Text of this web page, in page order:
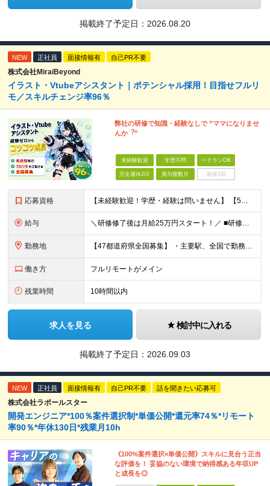
掲載終了予定日： 2026.08.20
NEW 正社員 面接情報有 自己PR不要
株式会社MiraiBeyond
イラスト・Vtubeアシスタント｜ポテンシャル採用！目指せフルリ
モ／スキルチェンジ率96％
弊社の研修で知識・経験なしで ”ママになりませ
んか︖”
未経験歓迎 学歴不問 ベテランOK
完全週休2日 賞与複数月 面接1回
応募資格 【未経験歓迎！学歴・経験は問いません】 【5名以上の積極採用を予定！】 事業拡大中につき、 これからイラストレーターを目指したい方を積極採用中です！ 「イラストを仕事にしてみたい」 「好きなことを
給与 ＼研修修了後は月給25万円スタート！／ ■研修修了後 月給25万円＋賞与＋インセンティブ賞与 ※残業代は別途支給 ▽研修期間▽ 【未経験者】 ▶ 月給20万円～ 【固定残業代について】
勤務地 【47都道府県全国募集】 ・主要駅、全国で勤務可能！ ・どこに住んでいても応募可能！ 【東京本社】 東京都品川区東品川5-9-2 ≪リモート研修♪⾯接も基本的にオンラインで実施します≫ －主要駅
働き方 フルリモートがメイン
残業時間 10時間以内
求人を見る 検討中に入れる
掲載終了予定日： 2026.09.03
NEW 正社員 面接情報有 自己PR不要 話を聞きたい応募可
株式会社ラポールスター
開発エンジニア*100％案件選択制*単価公開*還元率74％*リモート
率90％*年休130日*残業月10h
《100%案件選択×単価公開》スキルに見合う正当
な評価を！ 妥協のない環境で納得感ある年収UP
と成長を◎